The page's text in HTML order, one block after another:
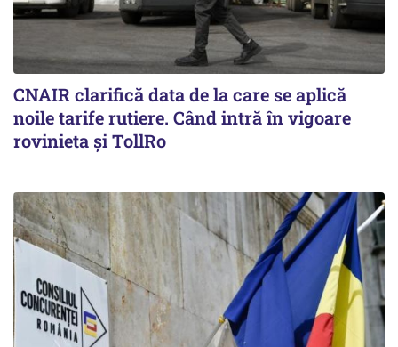
CNAIR clarifică data de la care se aplică
noile tarife rutiere. Când intră în vigoare
rovinieta și TollRo